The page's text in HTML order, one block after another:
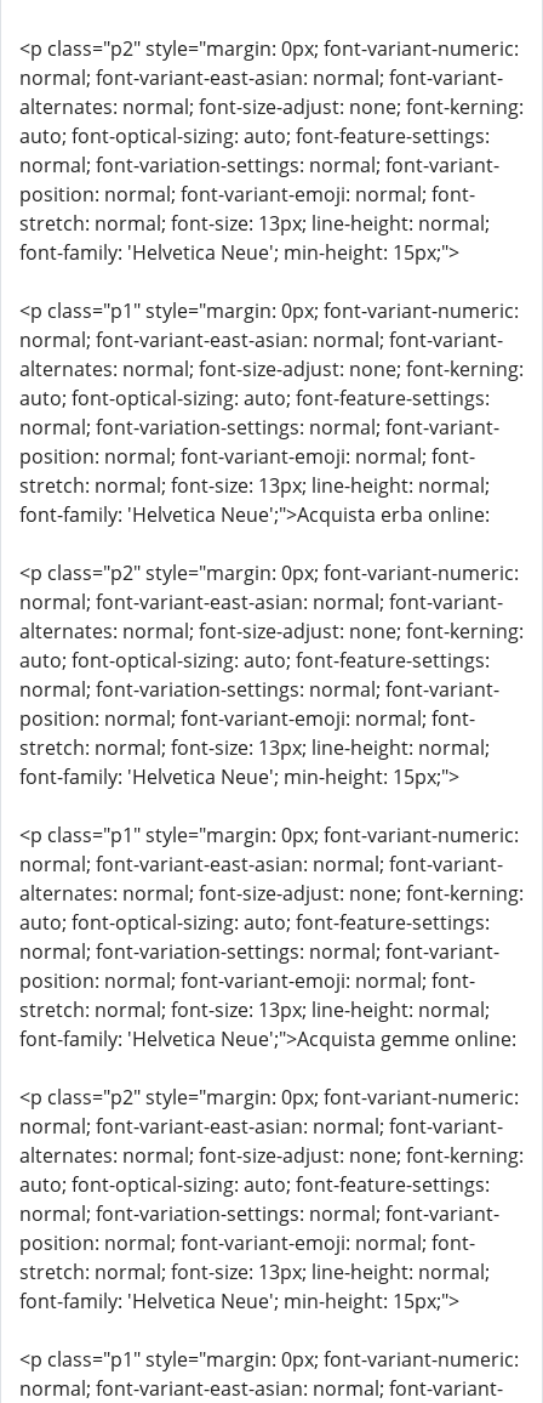
<p class="p2" style="margin: 0px; font-variant-numeric:
normal; font-variant-east-asian: normal; font-variant-
alternates: normal; font-size-adjust: none; font-kerning:
auto; font-optical-sizing: auto; font-feature-settings:
normal; font-variation-settings: normal; font-variant-
position: normal; font-variant-emoji: normal; font-
stretch: normal; font-size: 13px; line-height: normal;
font-family: 'Helvetica Neue'; min-height: 15px;">
<p class="p1" style="margin: 0px; font-variant-numeric:
normal; font-variant-east-asian: normal; font-variant-
alternates: normal; font-size-adjust: none; font-kerning:
auto; font-optical-sizing: auto; font-feature-settings:
normal; font-variation-settings: normal; font-variant-
position: normal; font-variant-emoji: normal; font-
stretch: normal; font-size: 13px; line-height: normal;
font-family: 'Helvetica Neue';">Acquista erba online:
<p class="p2" style="margin: 0px; font-variant-numeric:
normal; font-variant-east-asian: normal; font-variant-
alternates: normal; font-size-adjust: none; font-kerning:
auto; font-optical-sizing: auto; font-feature-settings:
normal; font-variation-settings: normal; font-variant-
position: normal; font-variant-emoji: normal; font-
stretch: normal; font-size: 13px; line-height: normal;
font-family: 'Helvetica Neue'; min-height: 15px;">
<p class="p1" style="margin: 0px; font-variant-numeric:
normal; font-variant-east-asian: normal; font-variant-
alternates: normal; font-size-adjust: none; font-kerning:
auto; font-optical-sizing: auto; font-feature-settings:
normal; font-variation-settings: normal; font-variant-
position: normal; font-variant-emoji: normal; font-
stretch: normal; font-size: 13px; line-height: normal;
font-family: 'Helvetica Neue';">Acquista gemme online:
<p class="p2" style="margin: 0px; font-variant-numeric:
normal; font-variant-east-asian: normal; font-variant-
alternates: normal; font-size-adjust: none; font-kerning:
auto; font-optical-sizing: auto; font-feature-settings:
normal; font-variation-settings: normal; font-variant-
position: normal; font-variant-emoji: normal; font-
stretch: normal; font-size: 13px; line-height: normal;
font-family: 'Helvetica Neue'; min-height: 15px;">
<p class="p1" style="margin: 0px; font-variant-numeric:
normal; font-variant-east-asian: normal; font-variant-